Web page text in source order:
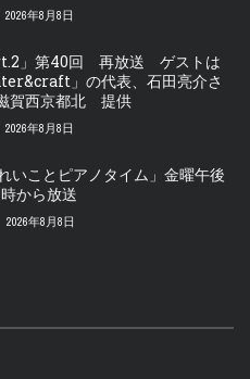
2026年8月8日
」第40回 再放送 ゲストは
」の代表、石田亮介さ
賀西京都北 提供
2026年8月8日
いことピアノタイム」金曜午後
から放送
2026年8月8日